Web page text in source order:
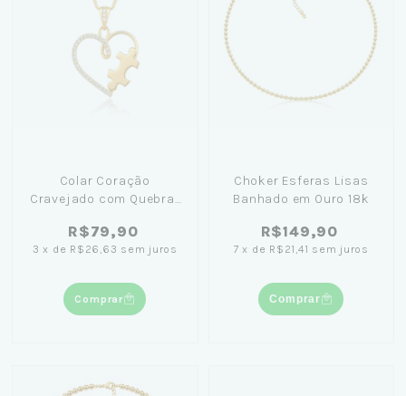
Colar Coração
Cravejado com Quebra-
Ouro 18K
R$79,90
3 x de R$26,63 sem juros
Comprar
Choker Esferas Lisas
Banhado em Ouro 18k
R$149,90
7 x de R$21,41 sem juros
Comprar